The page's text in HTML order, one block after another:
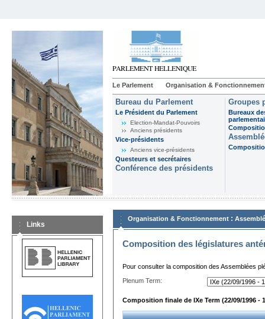
Le Parlement Organisation &
Bureau du Parlement
Le Président du Parlement
Election-Mandat-Pouvoirs
Anciens présidents
Vice-présidents
Anciens vice-présidents
Questeurs et secrétaires
Conférence des présidents
Groupes
Bureaux
Links
Organisation & Fonctionnement :
Composition des législatures
Pour consulter la composition des Assemblées
Plenum Term:
Composition finale de IXe Term (22/09/1996 -